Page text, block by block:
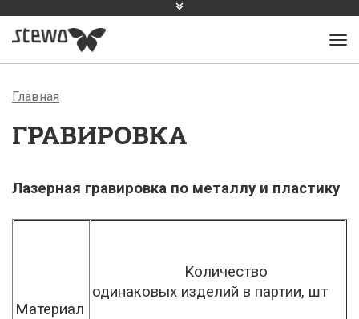
Главная
ГРАВИРОВКА
Лазерная гравировка по металлу и пластику
Материал
Количество
одинаковых изделий в партии, шт